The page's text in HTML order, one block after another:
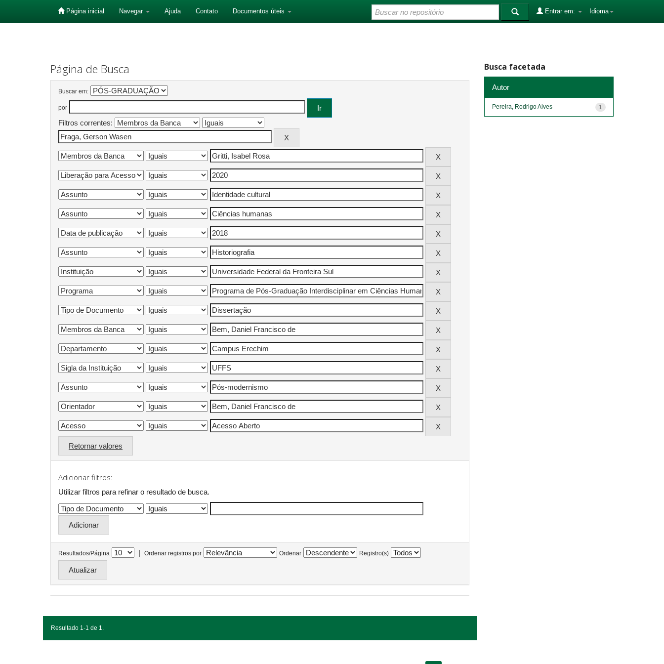
Página inicial Navegar Ajuda Contato Documentos úteis Idioma
Entrar em:
Página de Busca
Buscar em:
por
Filtros correntes:
Retornar valores
Adicionar filtros:
Utilizar filtros para refinar o resultado de busca.
Resultados/Página | Ordenar registros por Ordenar Registro(s)
Resultado 1-1 de 1.
Busca facetada
Autor
1
Pereira, Rodrigo Alves